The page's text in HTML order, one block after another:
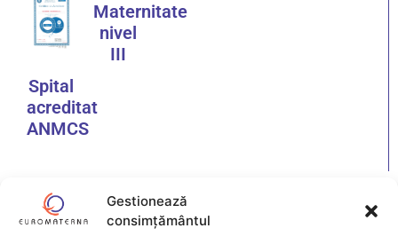
Gestionează
consimțământul
Spital
acreditat
ANMCS
Maternitate
nivel
III